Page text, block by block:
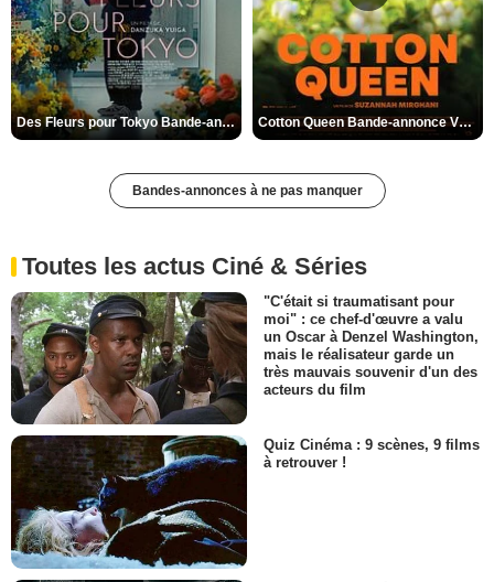
Des Fleurs pour Tokyo Bande-annonce VO STFR Cotton Queen Bande-annonce VO STFR
Bandes-annonces à ne pas manquer
Toutes les actus Ciné & Séries
"C'était si traumatisant pour
moi" : ce chef-d'œuvre a valu
un Oscar à Denzel Washington,
mais le réalisateur garde un
très mauvais souvenir d'un des
acteurs du film
Quiz Cinéma : 9 scènes, 9 films
à retrouver !